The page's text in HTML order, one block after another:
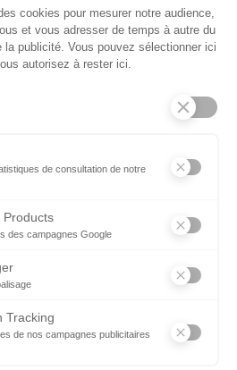
cookies pour mesurer notre audience,
et vous adresser de temps à autre du
publicité. Vous pouvez sélectionner ici
autorisez à rester ici.
de consultation de notre
Products
des campagnes Google
Tracking
de nos campagnes publicitaires
NOUS
PRODUITS
!
de contact dans les
site.